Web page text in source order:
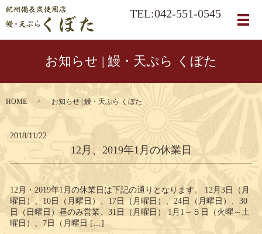
TEL:042-551-0545
メ
お知らせ | 鰻・天ぷら くぼた
HOME お知らせ | 鰻・天ぷら くぼた
2018/11/22
12月、2019年1月の休業日
12月・2019年1月の休業日は下記の通りとなります。 12月3日（月
曜日）、10日（月曜日）、17日（月曜日）、24日（月曜日）、30
日（日曜日）昼のみ営業、31日（月曜日） 1月1～５日（火曜～土
曜日）、7日（月曜日 […]